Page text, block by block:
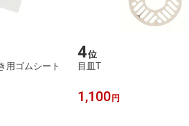
用ゴムシート
4位
目皿T
1,100 円